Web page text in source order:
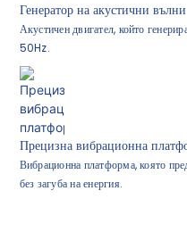
Генератор на акустични вълни
Акустичен двигател, който
50Hz.
Прецизна вибрационна
Вибрационна платформа, която
без загуба на енергия.